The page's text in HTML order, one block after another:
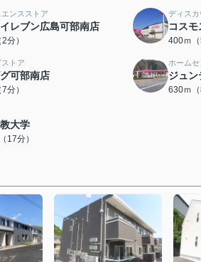
エンスストア
レブン広島可部南店
分）
ディス
コス
400ｍ（
ストア
可部南店
分）
ホーム
ジュン
630ｍ（
大学
17分）